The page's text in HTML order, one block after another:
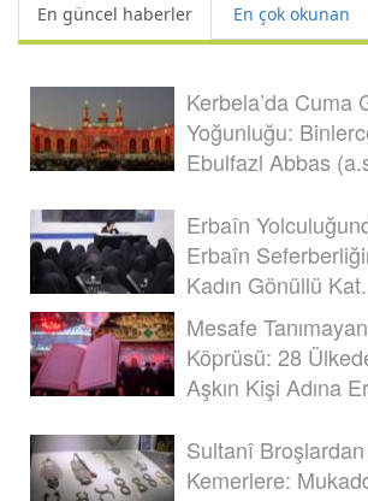
En güncel haberler En çok okunan
Kerbela’da Cuma
Yoğunluğu:
Ebulfazl Abbas
Erbaîn
Erbaîn
Kadın Gönüllü
Mesafe
Köprüsü: 28
Aşkın Kişi Adına
Sultanî Broşlardan
Kemerlere: